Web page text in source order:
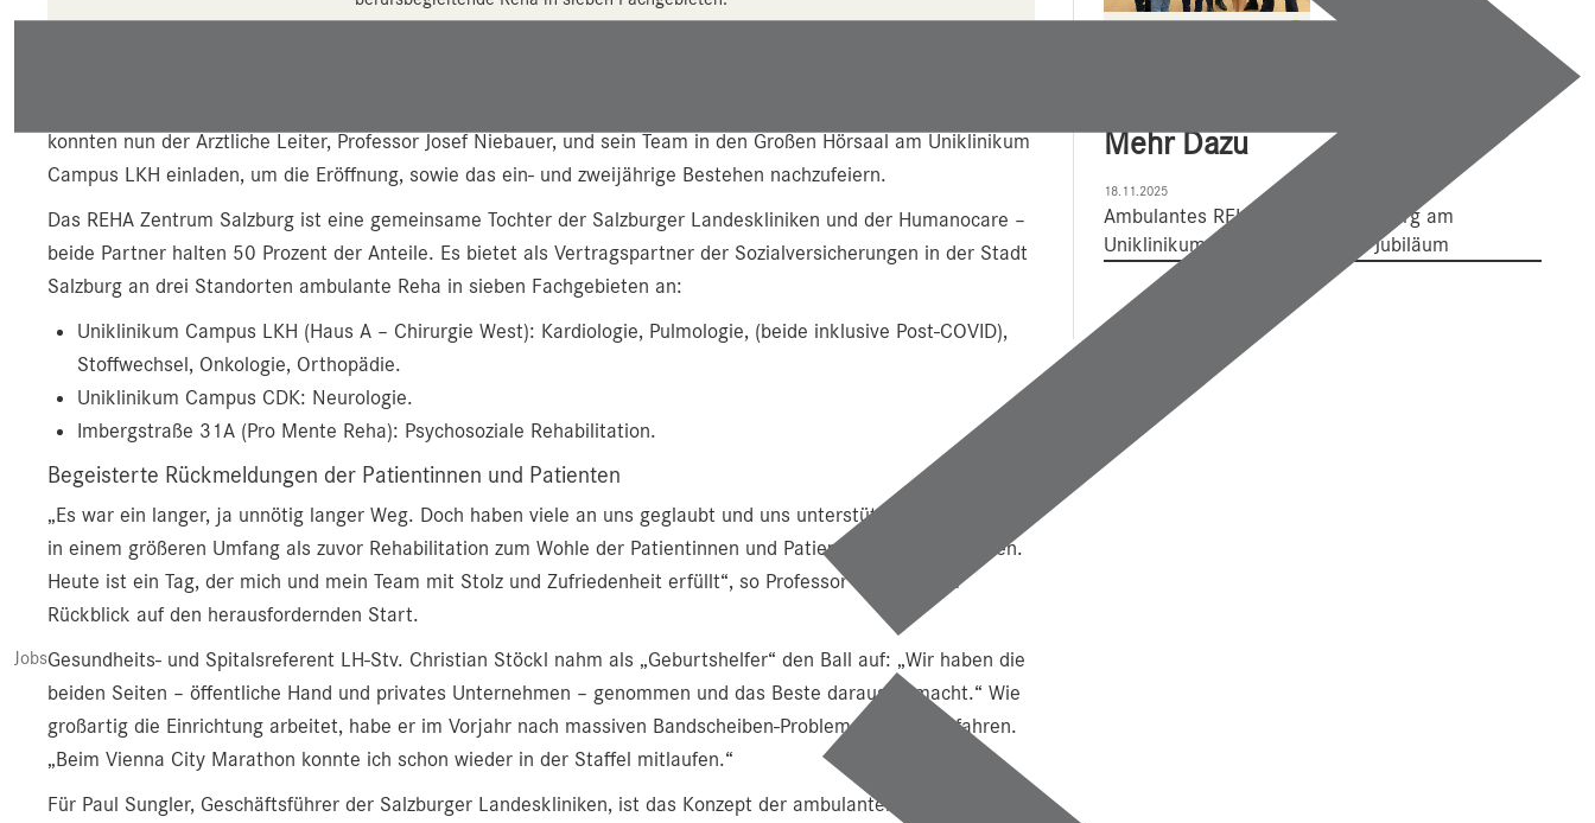
Jobs
konnten nun der Ärztliche Leiter, Professor Josef Niebauer, und sein Team in den Großen Hörsaal am Uniklinikum
Campus LKH einladen, um die Eröffnung, sowie das ein- und zweijährige Bestehen nachzufeiern.
Das REHA Zentrum Salzburg ist eine gemeinsame Tochter der Salzburger Landeskliniken und der Humanocare –
beide Partner halten 50 Prozent der Anteile. Es bietet als Vertragspartner der Sozialversicherungen in der Stadt
Salzburg an drei Standorten ambulante Reha in sieben Fachgebieten an:
Uniklinikum Campus LKH (Haus A – Chirurgie West): Kardiologie, Pulmologie, (beide inklusive Post-COVID),
Stoffwechsel, Onkologie, Orthopädie.
Uniklinikum Campus CDK: Neurologie.
Imbergstraße 31A (Pro Mente Reha): Psychosoziale Rehabilitation.
Begeisterte Rückmeldungen der Patientinnen und Patienten
„Es war ein langer, ja unnötig langer Weg. Doch haben viele an uns geglaubt und uns unterstützt, sodass wir nun
in einem größeren Umfang als zuvor Rehabilitation zum Wohle der Patientinnen und Patienten anbieten können.
Heute ist ein Tag, der mich und mein Team mit Stolz und Zufriedenheit erfüllt“, so Professor Niebauer im
Rückblick auf den herausfordernden Start.
Gesundheits- und Spitalsreferent LH-Stv. Christian Stöckl nahm als „Geburtshelfer“ den Ball auf: „Wir haben die
beiden Seiten – öffentliche Hand und privates Unternehmen – genommen und das Beste daraus gemacht.“ Wie
großartig die Einrichtung arbeitet, habe er im Vorjahr nach massiven Bandscheiben-Problemen selbst erfahren.
„Beim Vienna City Marathon konnte ich schon wieder in der Staffel mitlaufen.“
Für Paul Sungler, Geschäftsführer der Salzburger Landeskliniken, ist das Konzept der ambulanten,
Mehr Dazu
18.11.2025
Ambulantes REHA Zentrum Salzburg am
Uniklinikum feiert fünfjähriges Jubiläum